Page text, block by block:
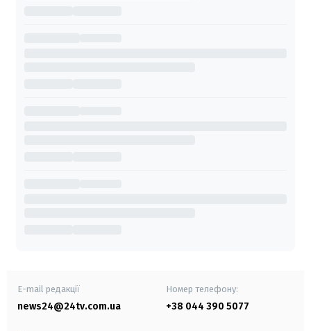
E-mail редакції
news24@24tv.com.ua
Номер телефону:
+38 044 390 5077